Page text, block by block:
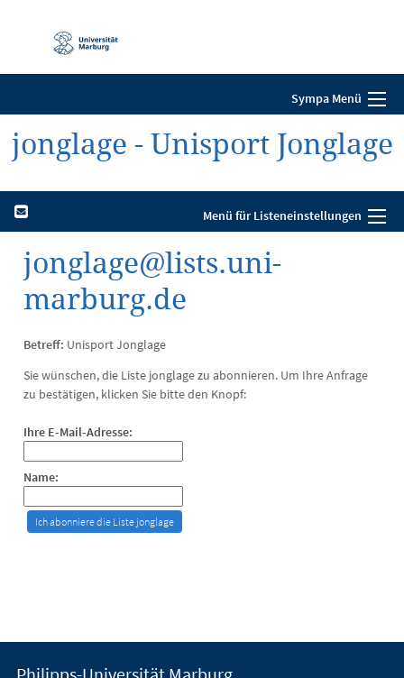
Navigation
Sympa Menü
jonglage - Unisport Jonglage
Menü für Listeneinstellungen
jonglage@lists.uni-
marburg.de
Betreff: Unisport Jonglage
Sie wünschen, die Liste jonglage zu abonnieren. Um Ihre Anfrage
zu bestätigen, klicken Sie bitte den Knopf:
Ihre E-Mail-Adresse:
Name:
Kontakt